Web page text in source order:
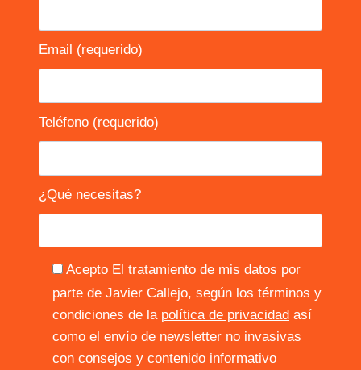
Email (requerido)
Teléfono (requerido)
¿Qué necesitas?
Acepto El tratamiento de mis datos por
parte de Javier Callejo, según los términos y
condiciones de la política de privacidad así
como el envío de newsletter no invasivas
con consejos y contenido informativo